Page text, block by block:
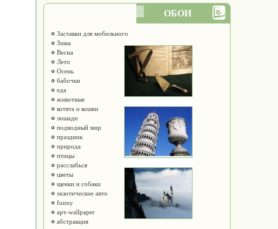
ОБОИ
Заставки для мобильного
Зима
Весна
Лето
Осень
бабочки
еда
животные
котята и кошки
лошади
подводный мир
праздник
природа
птицы
расслабься
цветы
щенки и собаки
экзотические авто
funny
арт-wallpaper
абстракция